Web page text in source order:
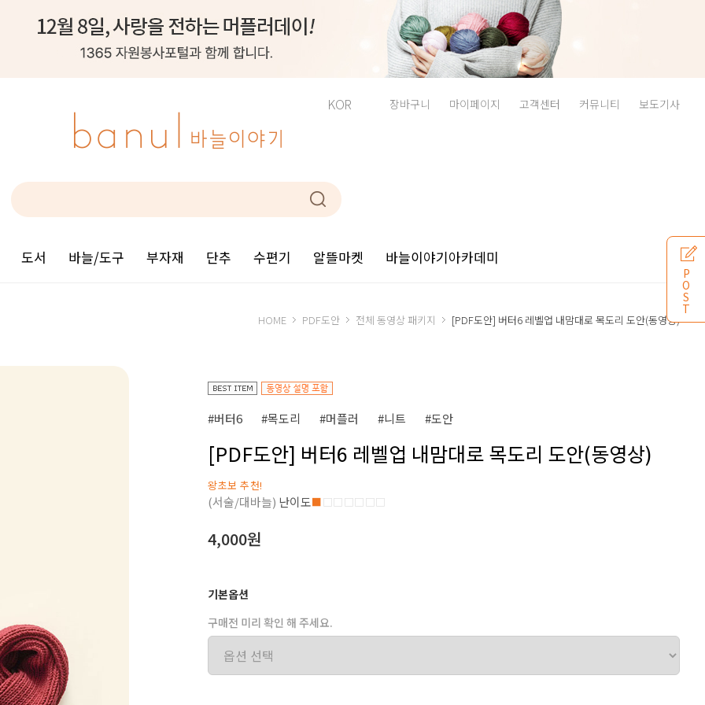
KOR 장바구니 마이페이지 고객센터 커뮤니티 보도기사
도서 바늘/도구 부자재 단추 수편기 알뜰마켓 바늘이야기아카데미
HOME PDF도안 전체 동영상 패키지 [PDF도안] 버터6 레벨업 내맘대로 목도리 도안(동영상)
#버터6 #목도리 #머플러 #니트 #도안
[PDF도안] 버터6 레벨업 내맘대로 목도리 도안(동영상)
왕초보 추천!
(서술/대바늘) 난이도■□□□□□□
4,000원
기본옵션
구매전 미리 확인 해 주세요.
P
O
S
T